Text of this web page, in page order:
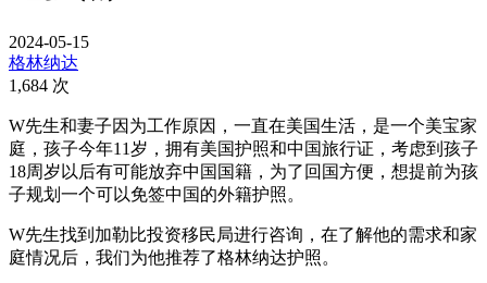
2024-05-15
格林纳达
1,684 次
W先生和妻子因为工作原因，一直在美国生活，是一个美宝家
庭，孩子今年11岁，拥有美国护照和中国旅行证，考虑到孩子
18周岁以后有可能放弃中国国籍，为了回国方便，想提前为孩
子规划一个可以免签中国的外籍护照。
W先生找到加勒比投资移民局进行咨询，在了解他的需求和家
庭情况后，我们为他推荐了格林纳达护照。